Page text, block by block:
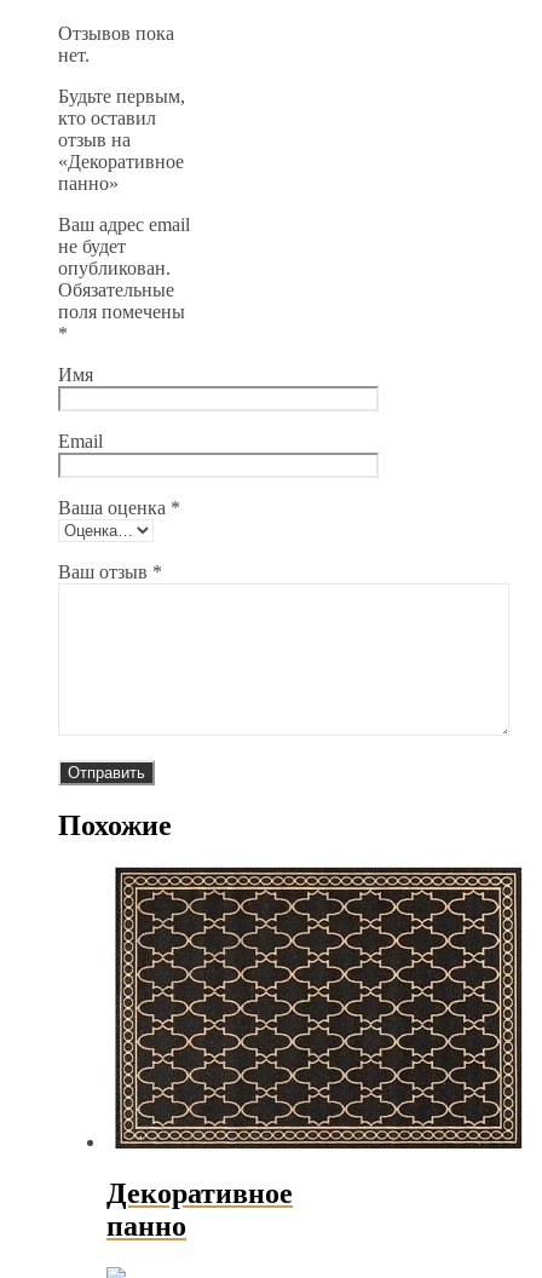
Отзывов пока
нет.
Будьте первым,
кто оставил
отзыв на
«Декоративное
панно»
Ваш адрес email
не будет
опубликован.
Обязательные
поля помечены
*
Имя
Email
Ваша оценка *
Ваш отзыв *
Похожие
Декоративное
панно